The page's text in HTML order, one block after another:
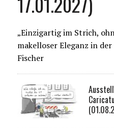
„Einzigartig im Strich,
makelloser Eleganz in
Fischer